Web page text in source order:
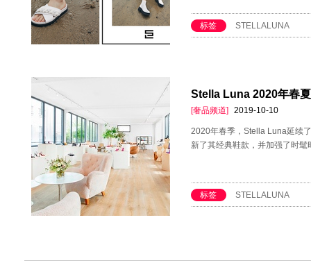
标签 STELLALUNA
Stella Luna 2020年春
[奢品频道] 2019-10-10
2020年春季，Stella Luna延续
新了其经典鞋款，并加强了时
标签 STELLALUNA